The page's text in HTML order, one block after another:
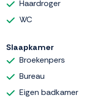
Haardroger
WC
Slaapkamer
Broekenpers
Bureau
Eigen badkamer